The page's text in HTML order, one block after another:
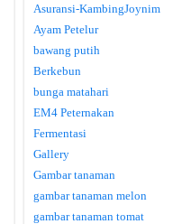
Asuransi-KambingJoynim
Ayam Petelur
bawang putih
Berkebun
bunga matahari
EM4 Peternakan
Fermentasi
Gallery
Gambar tanaman
gambar tanaman melon
gambar tanaman tomat